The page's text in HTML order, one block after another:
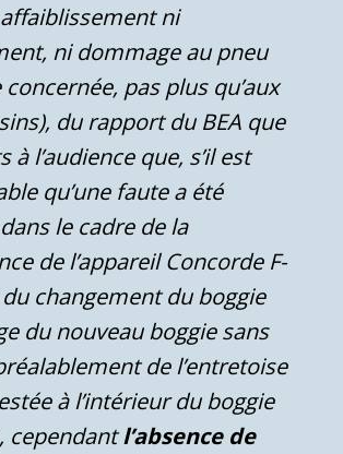
ni
ni dommage au pneu
pas plus qu’aux
du rapport du BEA que
à l’audience que, s’il est
qu’une faute a été
le cadre de la
de l’appareil Concorde F-
du changement du boggie
du nouveau boggie sans
de l’entretoise
à l’intérieur du boggie
cependantl’absence de